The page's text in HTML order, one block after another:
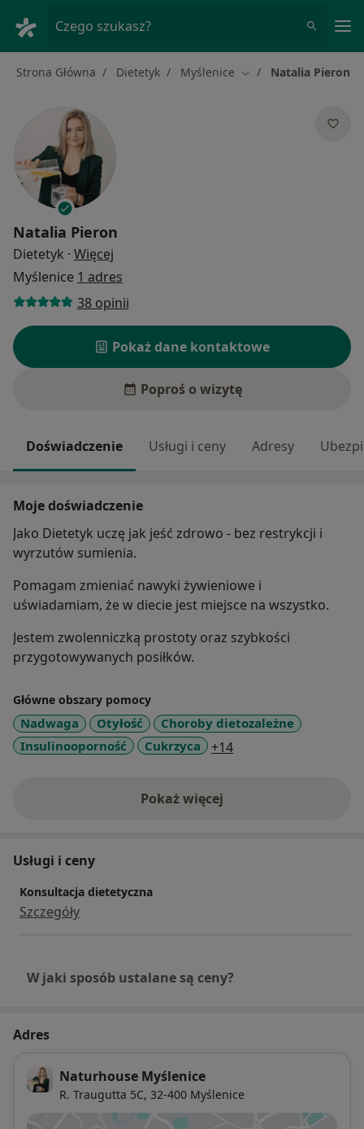
Czego szukasz?
Strona Główna Dietetyk Myślenice Zmień miasto
Natalia Pieron
Natalia Pieron
Dietetyk · Więcej
Myślenice 1 adres
38 opinii
Pokaż dane kontaktowe
Poproś o wizytę
Doświadczenie Usługi i ceny Adresy
Moje doświadczenie
Jako Dietetyk uczę jak jeść zdrowo - bez restrykcji i
wyrzutów sumienia.
Pomagam zmieniać nawyki żywieniowe i
uświadamiam, że w diecie jest miejsce na wszystko.
Jestem zwolenniczką prostoty oraz szybkości
przygotowywanych posiłków.
Główne obszary pomocy
Nadwaga Otyłość
Choroby dietozależne
Insulinooporność
Cukrzyca +14
Pokaż więcejo doświadczeniu
Usługi i ceny
Konsultacja dietetyczna
Szczegóły
W jaki sposób ustalane są ceny?
Adres
Naturhouse Myślenice
R. Traugutta 5C, 32-400 Myślenice